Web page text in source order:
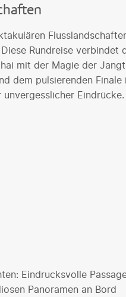
Rundreise verbindet
mit der Magie der
dem pulsierenden Finale
Eindrücke.
Eindrucksvolle
Panoramen an Bord